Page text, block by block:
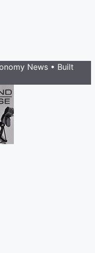
News • Built